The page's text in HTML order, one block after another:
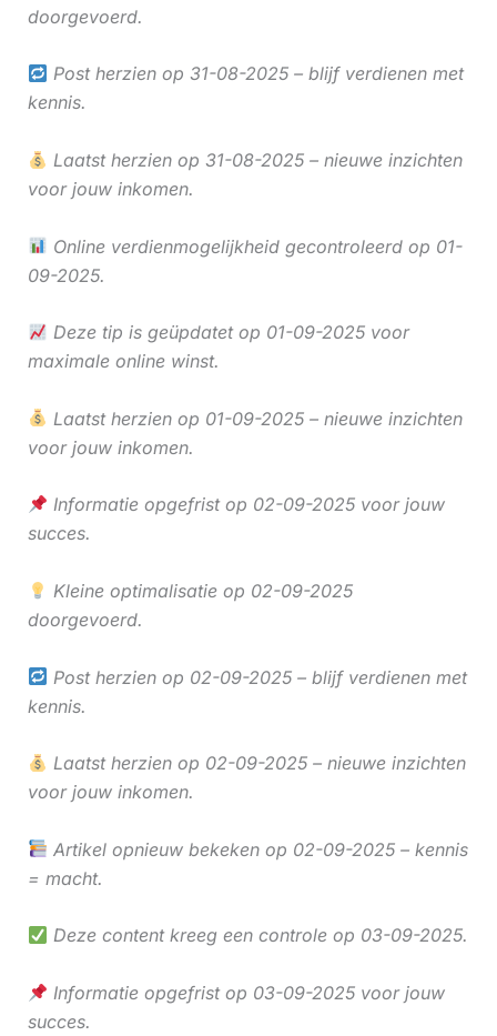
doorgevoerd.
Post herzien op 31-08-2025 – blijf verdienen met
kennis.
Laatst herzien op 31-08-2025 – nieuwe inzichten
voor jouw inkomen.
Online verdienmogelijkheid gecontroleerd op 01-
09-2025.
Deze tip is geüpdatet op 01-09-2025 voor
maximale online winst.
Laatst herzien op 01-09-2025 – nieuwe inzichten
voor jouw inkomen.
Informatie opgefrist op 02-09-2025 voor jouw
succes.
Kleine optimalisatie op 02-09-2025
doorgevoerd.
Post herzien op 02-09-2025 – blijf verdienen met
kennis.
Laatst herzien op 02-09-2025 – nieuwe inzichten
voor jouw inkomen.
Artikel opnieuw bekeken op 02-09-2025 – kennis
= macht.
Deze content kreeg een controle op 03-09-2025.
Informatie opgefrist op 03-09-2025 voor jouw
succes.